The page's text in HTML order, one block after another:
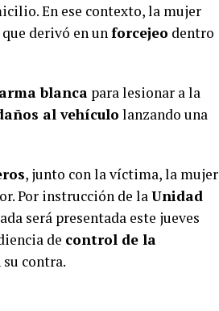
En ese contexto, la mujer
derivó en unforcejeo dentro
arma blanca para lesionar a la
al vehículo lanzando una
, junto con la víctima, la mujer
Por instrucción de laUnidad
será presentada este jueves
de control de la
su contra.